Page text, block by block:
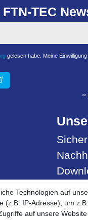
TEC
gelesen habe. Meine
**
Technologien auf
(z.B. IP-Adresse), um
auf unsere